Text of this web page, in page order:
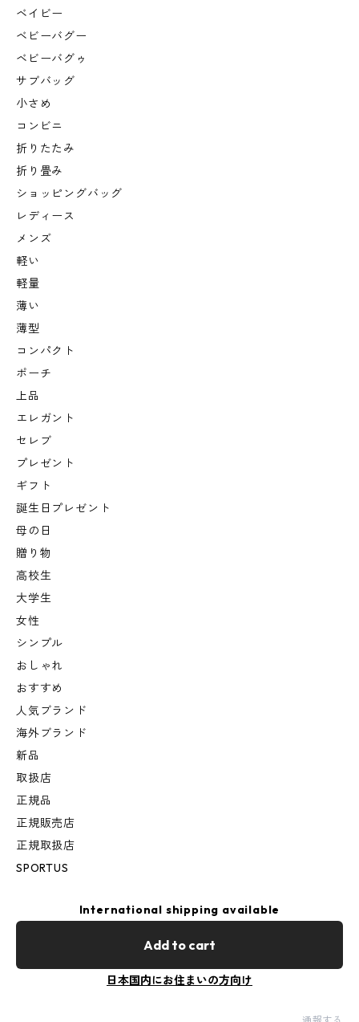
ベイビー
ベビーバグー
ベビーバグゥ
サブバッグ
小さめ
コンビニ
折りたたみ
折り畳み
ショッピングバッグ
レディース
メンズ
軽い
軽量
薄い
薄型
コンパクト
ポーチ
上品
エレガント
セレブ
プレゼント
ギフト
誕生日プレゼント
母の日
贈り物
高校生
大学生
女性
シンプル
おしゃれ
おすすめ
人気ブランド
海外ブランド
新品
取扱店
正規品
正規販売店
正規取扱店
SPORTUS
International shipping available
Add to cart
日本国内にお住まいの方向け